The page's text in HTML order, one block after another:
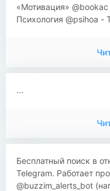
«Мотивация»
Психология @psihoa -
...
​​Бесплатный поиск в
Telegram. Работает
@buzzim_alerts_bot